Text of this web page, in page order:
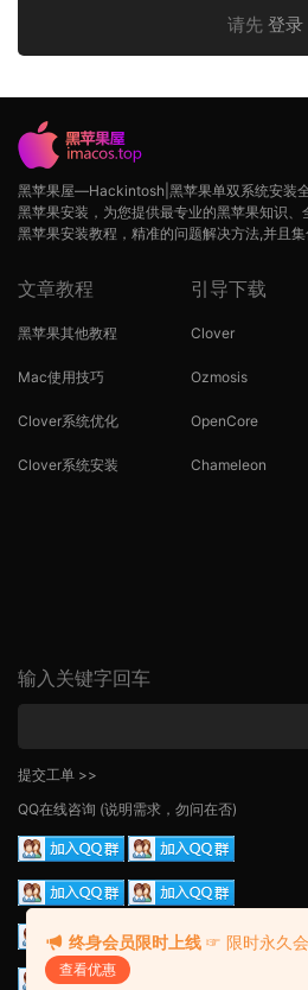
请先 登录
黑苹果屋—Hackintosh|黑苹果单双系统安装
黑苹果安装，为您提供最专业的黑苹果知识
黑苹果安装教程，精准的问题解决方法,并且
文章教程
黑苹果其他教程
Mac使用技巧
Clover系统优化
Clover系统安装
引导下载
Clover
Ozmosis
OpenCore
Chameleon
输入关键字回车
提交工单 >>
QQ在线咨询 (说明需求，勿问在否)
终身会员限时上线 ☞ 限时永久
查看优惠